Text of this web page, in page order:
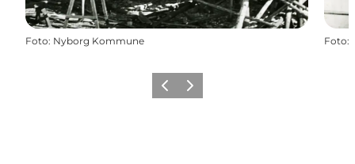
Foto: Nyborg Kommune Foto:
ForrigeNæste